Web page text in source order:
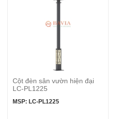
Cột đèn sân vườn hiện đại
LC-PL1225
MSP: LC-PL1225